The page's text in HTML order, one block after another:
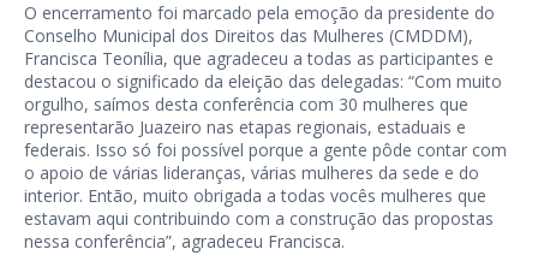
O encerramento foi marcado pela emoção da presidente do
Conselho Municipal dos Direitos das Mulheres (CMDDM),
Francisca Teonília, que agradeceu a todas as participantes e
destacou o significado da eleição das delegadas: “Com muito
orgulho, saímos desta conferência com 30 mulheres que
representarão Juazeiro nas etapas regionais, estaduais e
federais. Isso só foi possível porque a gente pôde contar com
o apoio de várias lideranças, várias mulheres da sede e do
interior. Então, muito obrigada a todas vocês mulheres que
estavam aqui contribuindo com a construção das propostas
nessa conferência”, agradeceu Francisca.